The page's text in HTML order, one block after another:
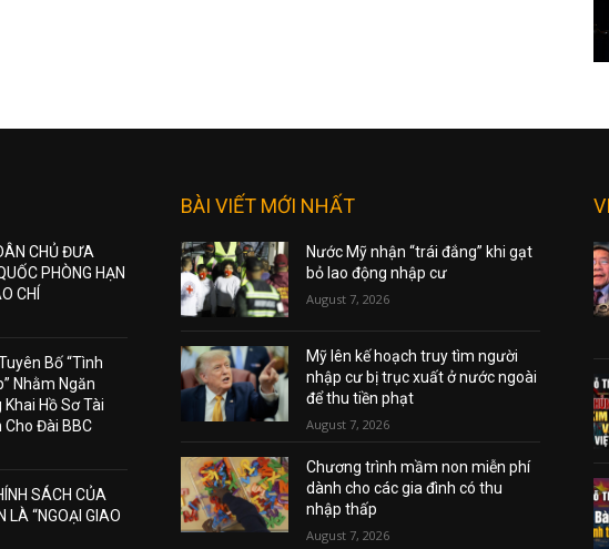
CHỦ ĐƯA
PHÒNG HẠN
CHÍ
Bố “Tình
Nhằm Ngăn
Hồ Sơ Tài
Cho Đài BBC
SÁCH CỦA
LÀ “NGOẠI GIAO
BÀI VIẾT MỚI NHẤT
Nước Mỹ nhận “trái đắng” khi gạt
bỏ lao động nhập cư
August 7, 2026
Mỹ lên kế hoạch truy tìm người
nhập cư bị trục xuất ở nước ngoài
để thu tiền phạt
August 7, 2026
Chương trình mầm non miễn phí
dành cho các gia đình có thu
nhập thấp
August 7, 2026